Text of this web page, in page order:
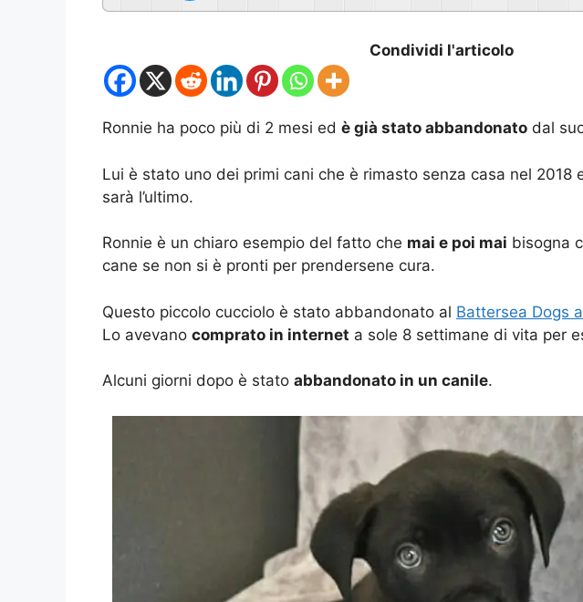
Condividi l'articolo
Ronnie ha poco più di 2 mesi ed è già stato abbandonato dal
Lui è stato uno dei primi cani che è rimasto senza casa nel 2018
sarà l’ultimo.
Ronnie è un chiaro esempio del fatto che mai e poi mai bisogna
cane se non si è pronti per prendersene cura.
Questo piccolo cucciolo è stato abbandonato al Battersea Dogs
Lo avevano comprato in internet a sole 8 settimane di vita per
Alcuni giorni dopo è stato abbandonato in un canile.